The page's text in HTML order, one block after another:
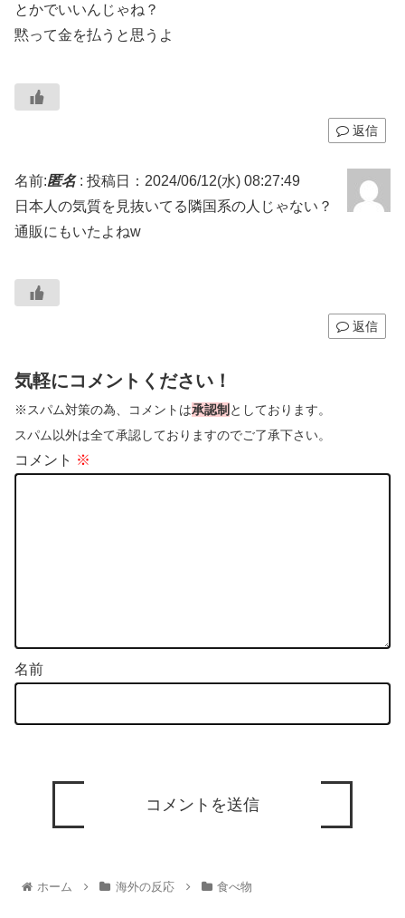
とかでいいんじゃね？
黙って金を払うと思うよ
返信
名前:匿名: 投稿日：2024/06/12(水) 08:27:49
日本人の気質を見抜いてる隣国系の人じゃない？
通販にもいたよねw
返信
気軽にコメントください！
※スパム対策の為、コメントは承認制 としております。
スパム以外は全て承認しておりますのでご了承下さい。
コメント ※
名前
ホーム 海外の反応 食べ物